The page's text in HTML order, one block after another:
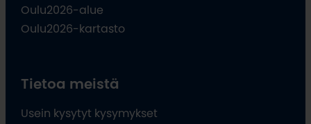
Oulu2026-alue
Oulu2026-kartasto
Tietoa meistä
Usein kysytyt kysymykset